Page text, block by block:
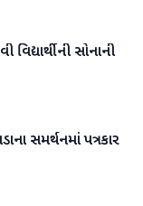
સોનાની
સમર્થનમાં પત્રકાર